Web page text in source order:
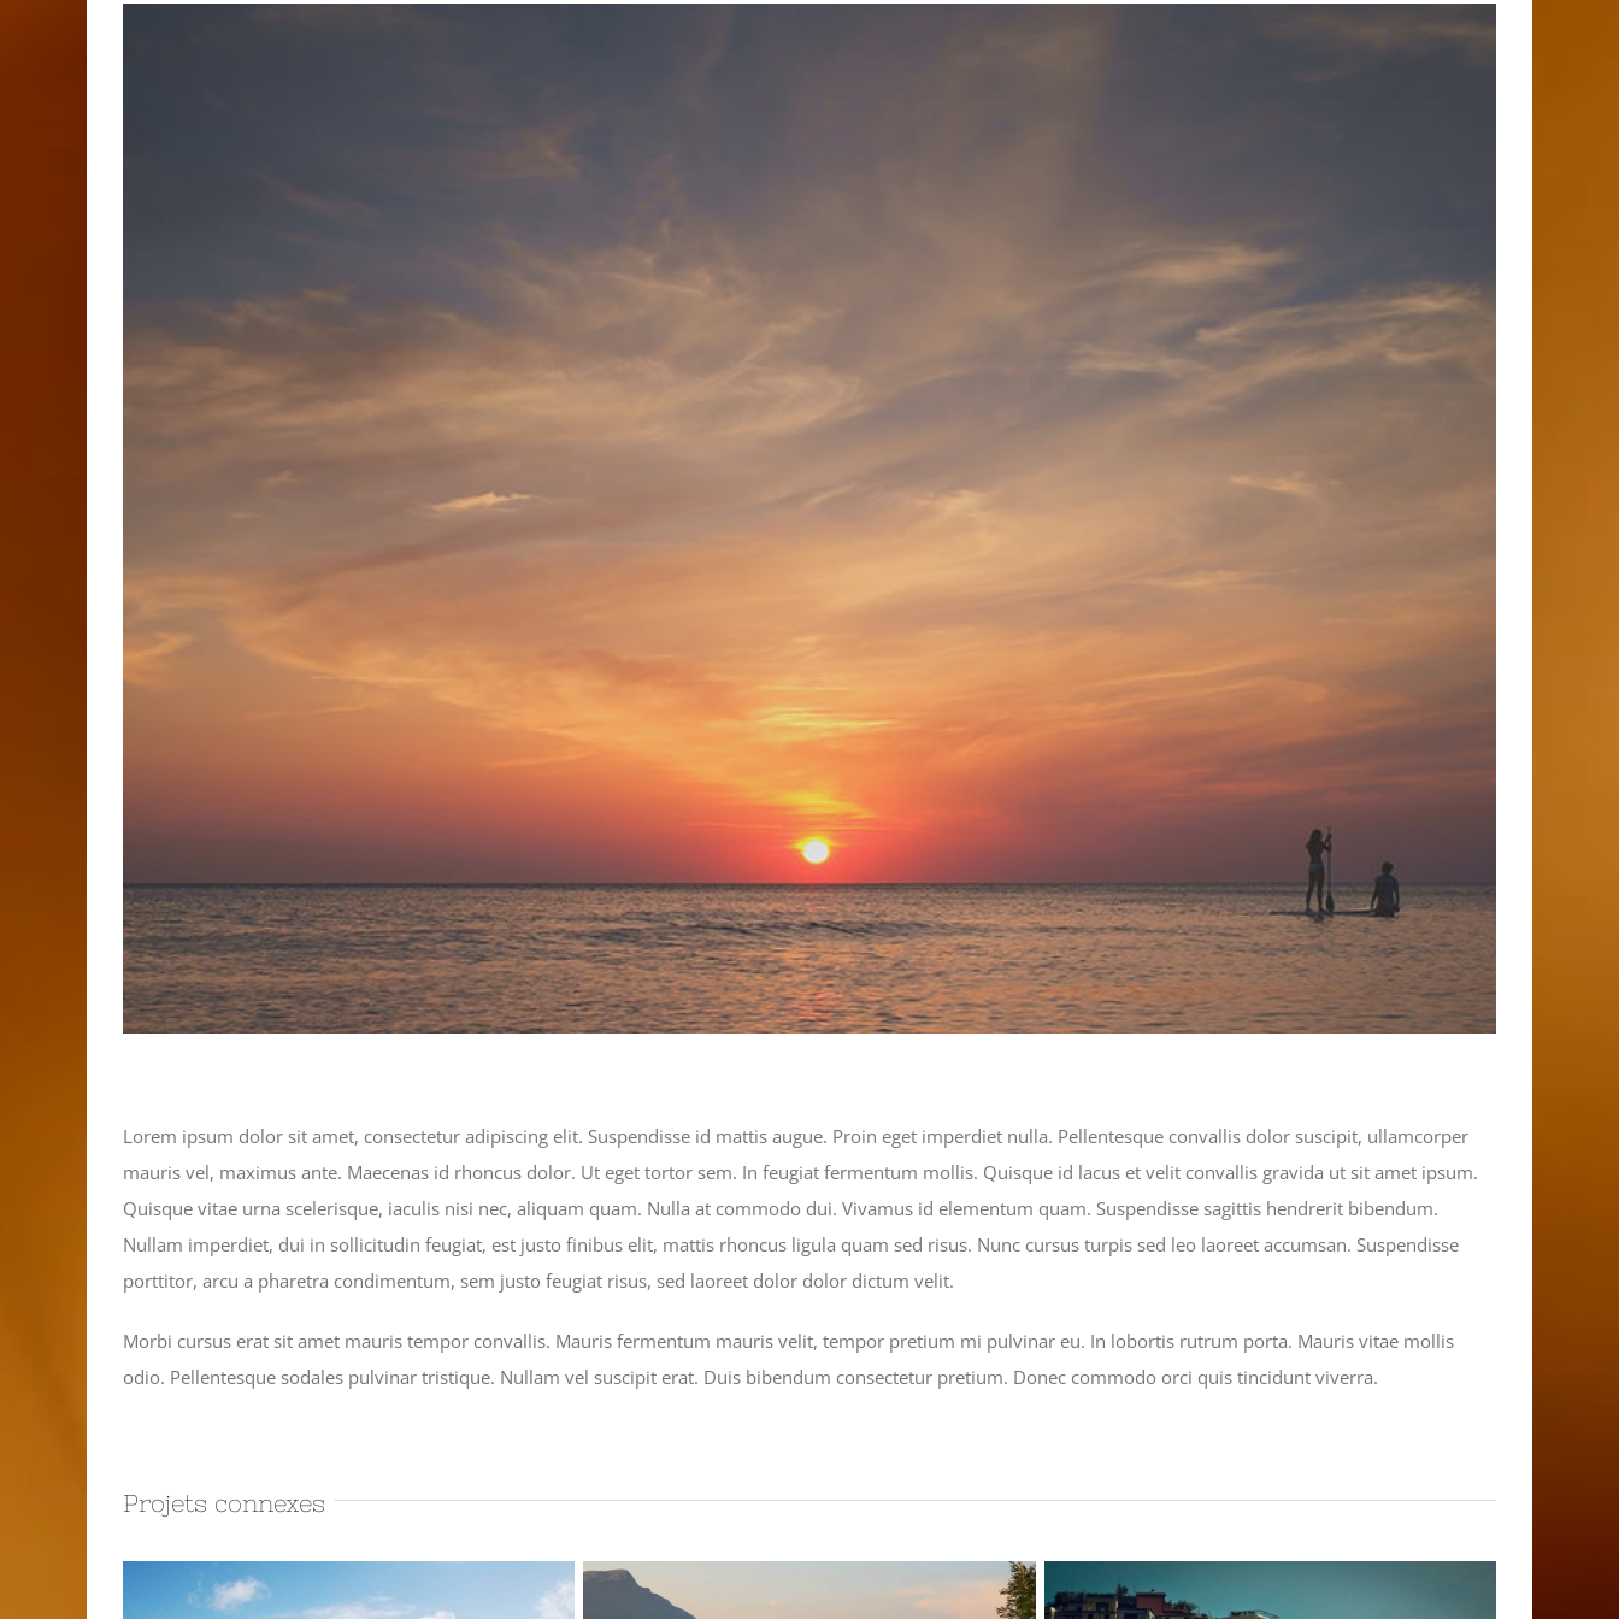
Lorem ipsum dolor sit amet, consectetur adipiscing elit. Suspendisse id mattis augue. Proin eget imperdiet nulla. Pellentesque convallis dolor suscipit, ullamcorper
mauris vel, maximus ante. Maecenas id rhoncus dolor. Ut eget tortor sem. In feugiat fermentum mollis. Quisque id lacus et velit convallis gravida ut sit amet ipsum.
Quisque vitae urna scelerisque, iaculis nisi nec, aliquam quam. Nulla at commodo dui. Vivamus id elementum quam. Suspendisse sagittis hendrerit bibendum.
Nullam imperdiet, dui in sollicitudin feugiat, est justo finibus elit, mattis rhoncus ligula quam sed risus. Nunc cursus turpis sed leo laoreet accumsan. Suspendisse
porttitor, arcu a pharetra condimentum, sem justo feugiat risus, sed laoreet dolor dolor dictum velit.
Morbi cursus erat sit amet mauris tempor convallis. Mauris fermentum mauris velit, tempor pretium mi pulvinar eu. In lobortis rutrum porta. Mauris vitae mollis
odio. Pellentesque sodales pulvinar tristique. Nullam vel suscipit erat. Duis bibendum consectetur pretium. Donec commodo orci quis tincidunt viverra.
Projets connexes